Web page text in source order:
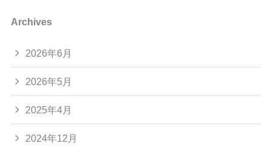
Archives
2026年6月
2026年5月
2025年4月
2024年12月